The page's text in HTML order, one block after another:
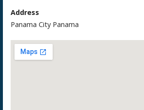
Address
Panama City Panama